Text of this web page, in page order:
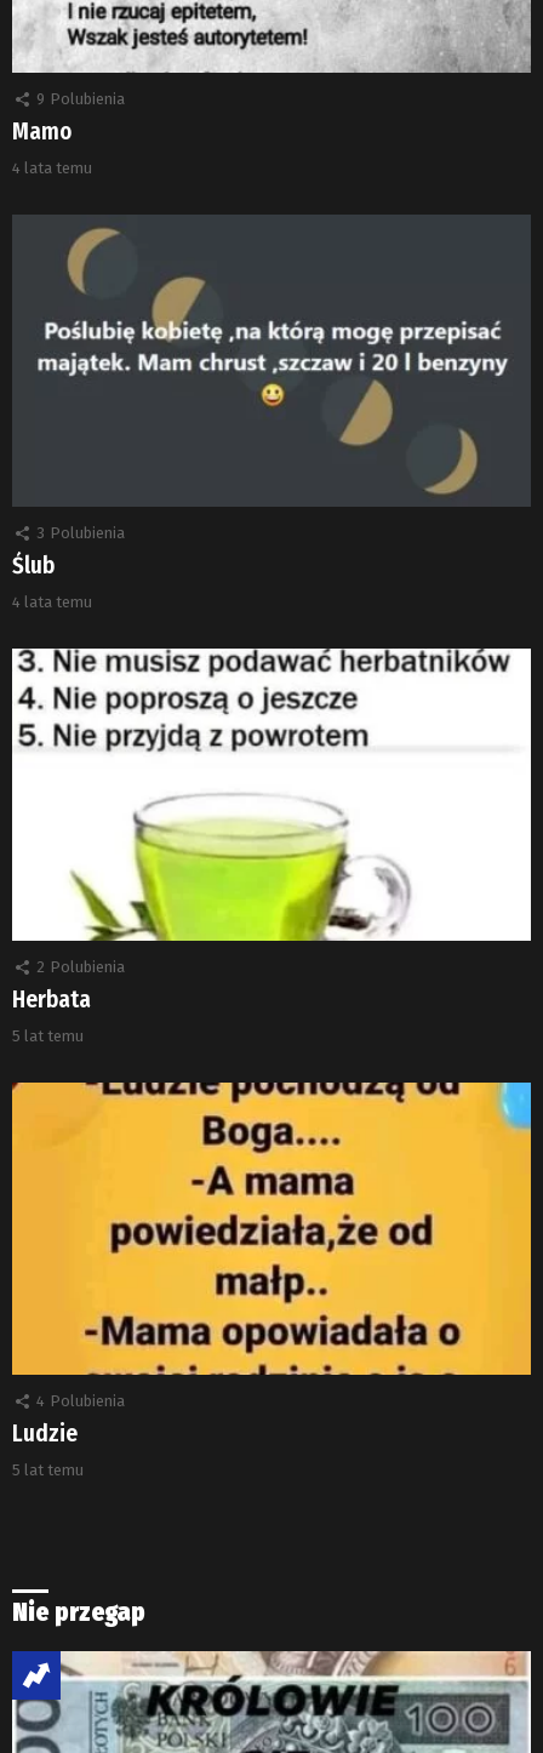
9 Polubienia
Mamo
4 lata temu
3 Polubienia
Ślub
4 lata temu
2 Polubienia
Herbata
5 lat temu
4 Polubienia
Ludzie
5 lat temu
Nie przegap